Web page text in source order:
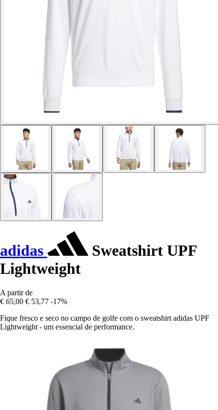
adidas
Sweatshirt UPF
Lightweight
A partir de
€ 65,00 € 53,77 -17%
Fique fresco e seco no campo de golfe com o sweatshirt adidas UPF
Lightweight - um essencial de performance.